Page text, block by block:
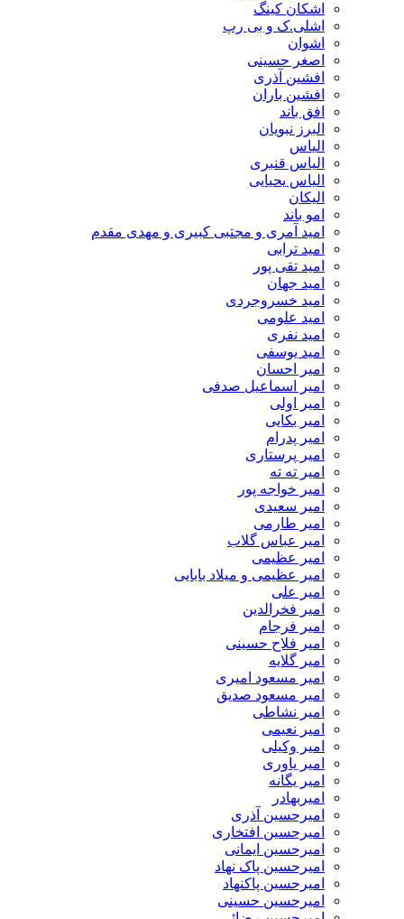
اشکان کینگ
اشلی.ک و بی رپ
اشوان
اصغر حسینی
افشین آذری
افشین باران
افق باند
البرز نبویان
الیاس
الیاس قنبرى
الیاس یحیایی
الیکان
امو باند
امید آمری و مجتبی کبیری و مهدى مقدم
امید ترابی
امید تقی پور
امید جهان
امید خسروجردی
امید علومی
امید نفری
امید یوسفی
امیر احسان
امیر اسماعیل صدفی
امیر اولی
امیر بکایی
امیر پدرام
امیر پرستاری
امیر ته ته
امیر خواجه پور
امیر سعیدی
امیر طارمی
امیر عباس گلاب
امیر عظیمی
امیر عظیمی و میلاد بابایی
امیر علی
امیر فخرالدین
امیر فرجام
امیر فلاح حسینی
امیر گلایه
امیر مسعود امیری
امیر مسعود صدیق
امیر نشاطی
امیر نعیمی
امیر وکیلی
امیر یاوری
امیر یگانه
امیربهادر
امیرحسین آذری
امیرحسین افتخاری
امیرحسین ایمانی
امیرحسین پاک نهاد
امیرحسین پاکنهاد
امیرحسین حسینی